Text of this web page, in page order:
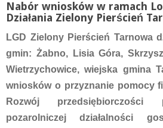
Nabór wniosków w ramach
Działania Zielony Pierścień
LGD Zielony Pierścień Tarnowa
gmin: Żabno, Lisia Góra,
Wietrzychowice, wiejska gmina
wniosków o przyznanie pomocy
Rozwój przedsiębiorczości
pozarolniczej działalności